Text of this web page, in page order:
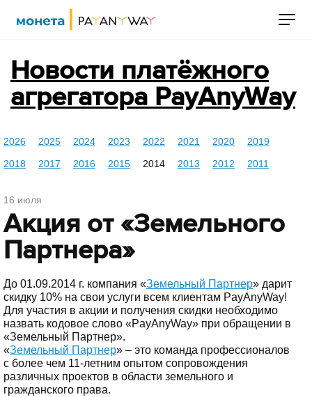
Новости платёжного
агрегатора PayAnyWay
2026 2025 2024 2023 2022 2021 2020 2019
2018 2017 2016 2015 2014 2013 2012 2011
16 июля
Акция от «Земельного
Партнера»
До 01.09.2014 г. компания «Земельный Партнер» дарит
скидку 10% на свои услуги всем клиентам PayAnyWay!
Для участия в акции и получения скидки необходимо
назвать кодовое слово «PayAnyWay» при обращении в
«Земельный Партнер».
«Земельный Партнер» – это команда профессионалов
с более чем 11-летним опытом сопровождения
различных проектов в области земельного и
гражданского права.